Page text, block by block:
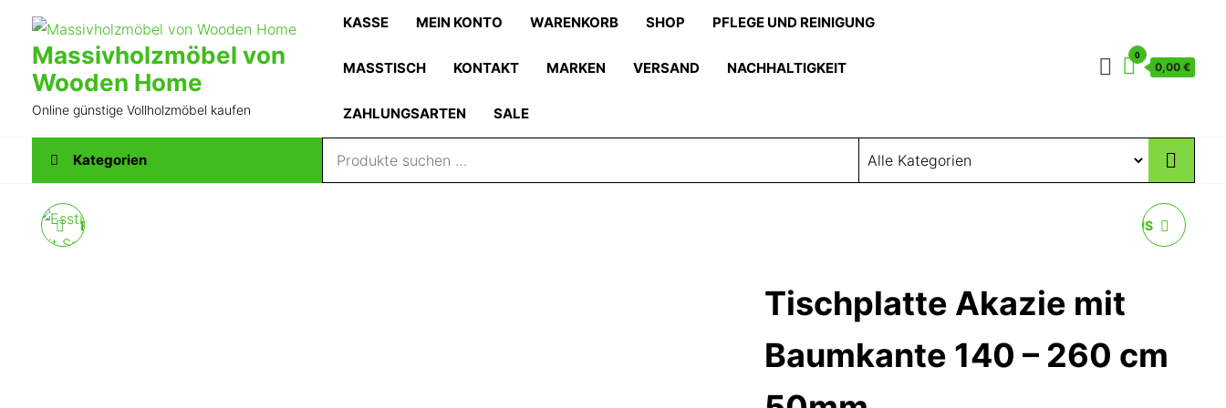
springenMassivholzmöbel von
Wooden Home
Online günstige Vollholzmöbel kaufen
KASSE MEIN KONTO WARENKORB SHOP PFLEGE UND REINIGUNG
MASSTISCH KONTAKT MARKEN VERSAND NACHHALTIGKEIT
ZAHLUNGSARTEN SALE
0
0,00 €
Kategorien
ESSTISCH DUDA 140- ESSTISCH ROUND AUS
150CM DURCHMESSER
Tischplatte Akazie mit
Baumkante 140 – 260 cm